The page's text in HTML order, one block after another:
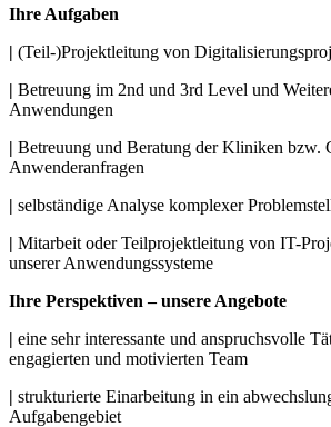
Ihre Aufgaben
| (Teil-)Projektleitung von
| Betreuung im 2nd und 3rd Level und
Anwendungen
| Betreuung und Beratung der Kliniken bzw.
Anwenderanfragen
| selbständige Analyse komplexer
| Mitarbeit oder Teilprojektleitung von IT-
unserer Anwendungssysteme
Ihre Perspektiven – unsere Angebote
| eine sehr interessante und anspruchsvolle
engagierten und motivierten Team
| strukturierte Einarbeitung in ein
Aufgabengebiet